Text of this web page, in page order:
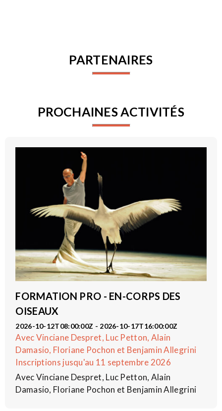
PARTENAIRES
PROCHAINES ACTIVITÉS
FORMATION PRO - EN-CORPS DES
OISEAUX
2026-10-12T08:00:00Z - 2026-10-17T16:00:00Z
Avec Vinciane Despret, Luc Petton, Alain
Damasio, Floriane Pochon et Benjamin Allegrini
Inscriptions jusqu'au 11 septembre 2026
Avec Vinciane Despret, Luc Petton, Alain
Damasio, Floriane Pochon et Benjamin Allegrini